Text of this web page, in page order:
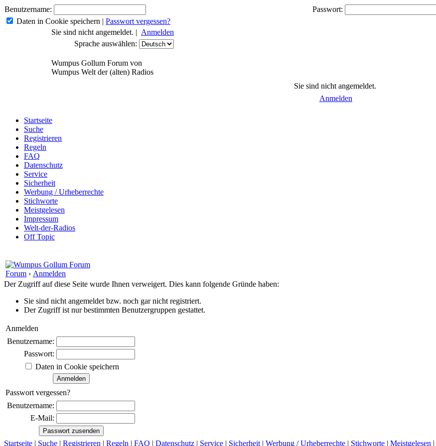
Benutzername:
Passwort:
Daten in Cookie speichern | Passwort vergessen?
Sie sind nicht angemeldet. | Anmelden
Sprache auswählen:
Wumpus Gollum Forum von
Wumpus Welt der (alten) Radios
Sie sind nicht angemeldet.
Anmelden
Startseite
Suche
Registrieren
Regeln
FAQ
Datenschutz
Service
Sicherheit
Werbung / Urheberrechte
Stichworte
Meistgelesen
Impressum
Welt-der-Radios
Off Topic
Forum › Anmelden
Der Zugriff auf diese Seite wurde Ihnen verweigert. Dies kann folgende Gründe haben:
Sie sind nicht angemeldet bzw. noch gar nicht registriert.
Der Zugriff ist nur bestimmten Benutzergruppen gestattet.
Anmelden
Benutzername:
Passwort:
Daten in Cookie speichern
Passwort vergessen?
Benutzername:
E-Mail:
Startseite | Suche | Registrieren | Regeln | FAQ | Datenschutz | Service | Sicherheit | Werbung / Urheberrechte | Stichworte | Meistgelesen |